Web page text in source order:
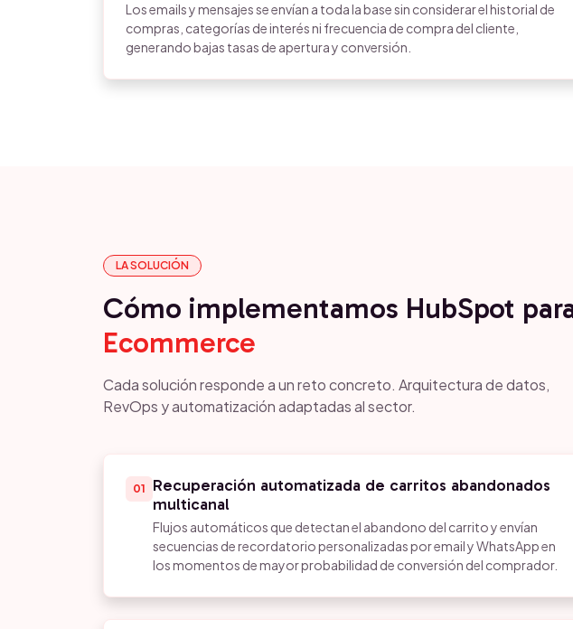
Los emails y mensajes se envían a toda la base sin considerar el historial de
compras, categorías de interés ni frecuencia de compra del cliente,
generando bajas tasas de apertura y conversión.
LA SOLUCIÓN
Cómo implementamos HubSpot
Ecommerce
Cada solución responde a un reto concreto. Arquitectura de datos,
RevOps y automatización adaptadas al sector.
01
Recuperación automatizada de carritos abandonados
multicanal
Flujos automáticos que detectan el abandono del carrito y envían
secuencias de recordatorio personalizadas por email y WhatsApp en
los momentos de mayor probabilidad de conversión del comprador.